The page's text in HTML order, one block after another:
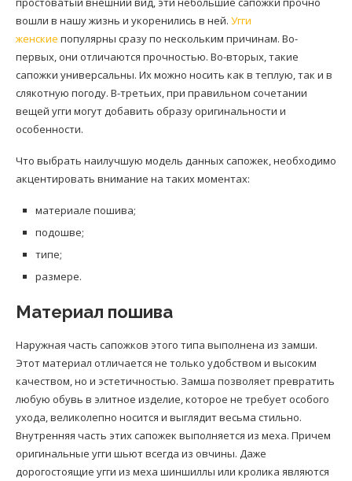
вошли в нашу жизнь и укоренились в ней. Угги
женские популярны сразу по нескольким причинам. Во-
первых, они отличаются прочностью. Во-вторых, такие
сапожки универсальны. Их можно носить как в теплую, так и в
слякотную погоду. В-третьих, при правильном сочетании
вещей угги могут добавить образу оригинальности и
особенности.
Что выбрать наилучшую модель данных сапожек, необходимо
акцентировать внимание на таких моментах:
материале пошива;
подошве;
типе;
размере.
Материал пошива
Наружная часть сапожков этого типа выполнена из замши.
Этот материал отличается не только удобством и высоким
качеством, но и эстетичностью. Замша позволяет превратить
любую обувь в элитное изделие, которое не требует особого
ухода, великолепно носится и выглядит весьма стильно.
Внутренняя часть этих сапожек выполняется из меха. Причем
оригинальные угги шьют всегда из овчины. Даже
дорогостоящие угги из меха шиншиллы или кролика являются